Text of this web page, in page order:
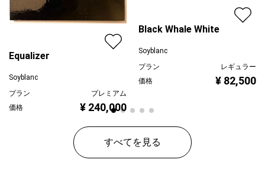
Equalizer
Soyblanc
プラン
プレミアム
価格
¥ 240,000
Black Whale White
Soyblanc
プラン
レギュラー
価格
¥ 82,500
すべてを見る